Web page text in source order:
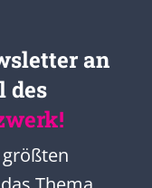
an
des